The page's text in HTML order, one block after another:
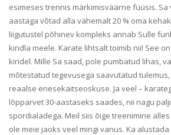
esimeses trennis märkimisväärne füüsis. Sa
aastaga võtad alla vähemalt 20 % oma
liigutustel põhinev kompleks annab Sulle
kindla meele. Karate lihtsalt toimib nii! See
kindel. Mille Sa saad, pole pumbatud lihas,
mõtestatud tegevusega saavutatud
reaalse enesekaitseoskuse. Ja veel –
lõpparvet 30-aastaseks saades, nii nagu
spordialadega. Meil siis õige treenimine
ole meie jaoks veel mingi vanus. Ka